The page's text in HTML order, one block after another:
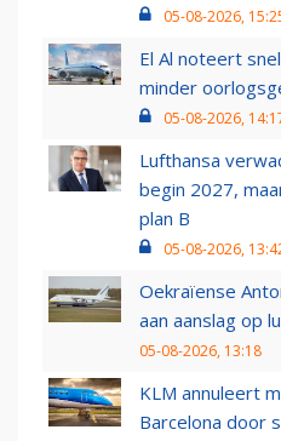
05-08-2026,
El Al noteert
minder
05-08-2026,
Lufthansa
begin 2027,
plan B
05-08-2026,
Oekraïense
aan aanslag op
05-08-2026, 13:18
KLM annuleert
Barcelona door